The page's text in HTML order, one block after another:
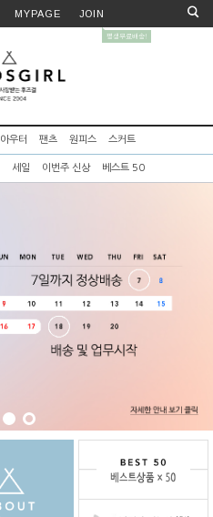
MYPAGE JOIN
아우터 팬츠 원피스 스커트
세일 이번주 신상 베스트 50